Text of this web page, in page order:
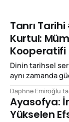
Tanrı
Kurtul:
Kooperatifi
Dinin tarihsel
aynı zamanda
kavramlar,
toplumsal
Din, iktidarı
Daphne Emiroğlu
Ayasofya:
Yükselen